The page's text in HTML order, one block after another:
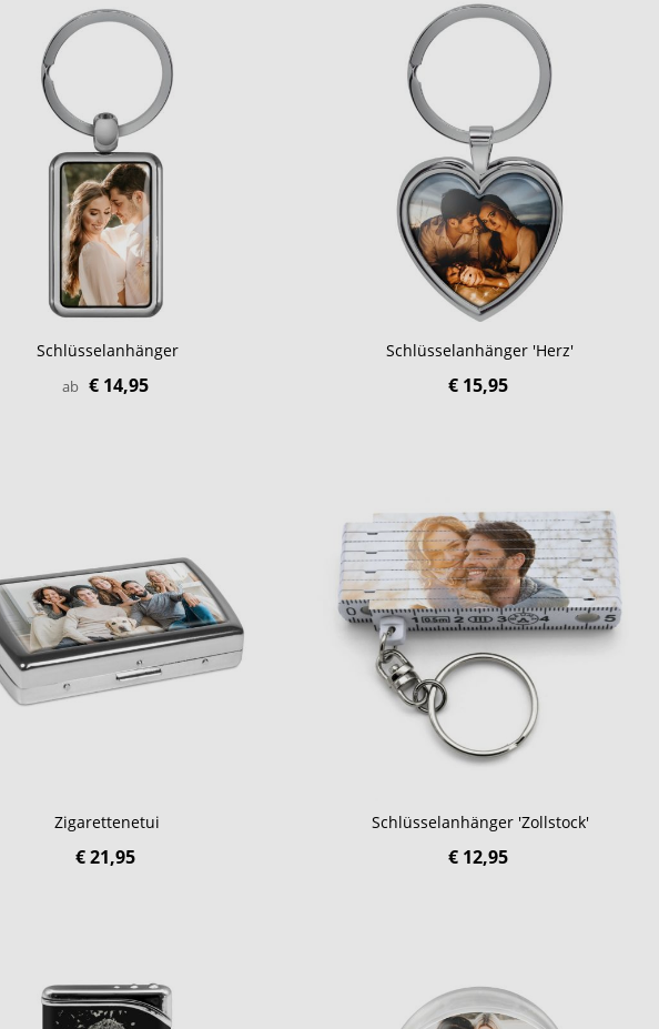
Schlüsselanhänger
ab € 14,95
Schlüsselanhänger 'Herz'
€ 15,95
Zigarettenetui
€ 21,95
Schlüsselanhänger 'Zollstock'
€ 12,95